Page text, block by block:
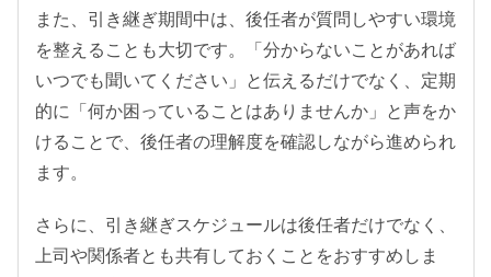
また、引き継ぎ期間中は、後任者が質問しやすい環境
を整えることも大切です。「分からないことがあれば
いつでも聞いてください」と伝えるだけでなく、定期
的に「何か困っていることはありませんか」と声をか
けることで、後任者の理解度を確認しながら進められ
ます。
さらに、引き継ぎスケジュールは後任者だけでなく、
上司や関係者とも共有しておくことをおすすめしま